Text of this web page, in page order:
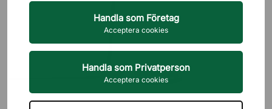
Handla som Företag
Acceptera cookies
Handla som Privatperson
Acceptera cookies